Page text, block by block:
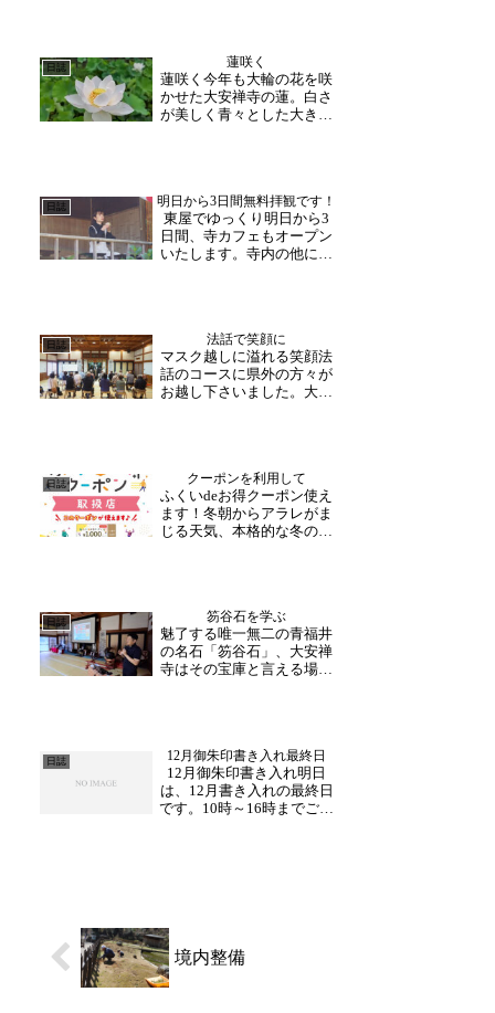
日誌 蓮咲く
蓮咲く今年も大輪の花を咲
かせた大安禅寺の蓮。白さ
が美しく青々とした大きな
です。これから更に咲き誇
る蓮の花。是非お寺にお越
しの際は愛でてみて下さ
い...
日誌 明日から3日間無料拝観です！
東屋でゆっくり明日から3
日間、寺カフェもオープン
いたします。寺内の他にも
だけます。ぜひご利用くだ
さい。3日から5日にはお寺
でお楽しみいただけるコ
ン...
日誌 法話で笑顔に
マスク越しに溢れる笑顔法
話のコースに県外の方々が
お越し下さいました。大安
お楽しみ頂けます。ご参加
下さった方の表情も、初め
は真剣な眼差しで聞き入
っ...
日誌 クーポンを利用して
ふくいdeお得クーポン使え
ます！冬朝からアラレがま
じる天気、本格的な冬の訪
います。「ふくいdeお得ク
ーポン」は、当山の拝観受
付の際や写経体験などで...
日誌 笏谷石を学ぶ
魅了する唯一無二の青福井
の名石「笏谷石」、大安禅
寺はその宝庫と言える場所
は石屋に聞け！ということ
で、日頃より大安禅寺もお
世話になっている村上大
理...
日誌 12月御朱印書き入れ最終日
12月御朱印書き入れ明日
は、12月書き入れの最終日
です。10時～16時までご対
境内整備